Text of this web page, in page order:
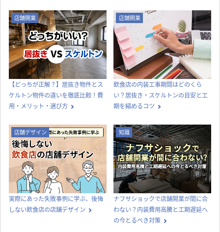
店舗開業
【どっちが正解？】居抜き物件とス
ケルトン物件の違いを徹底比較！費
用・メリット・選び方
店舗開業
飲食店の内装工事期間はどのくら
い？居抜き・スケルトンの目安と工
期を縮めるコツ
店舗デザイン
実際にあった失敗事例に学ぶ、後悔
しない飲食店の店舗デザイン
知識
ナフサショックで店舗開業が間に合
わない？内装費用高騰と工期遅延へ
の今とるべき対策